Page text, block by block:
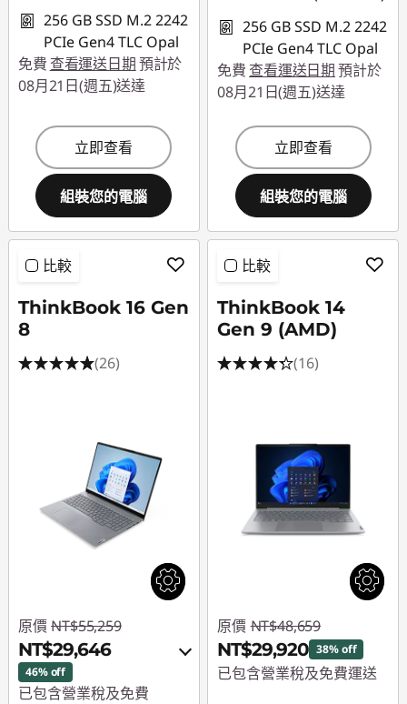
256 GB SSD M.2 2242
PCIe Gen4 TLC Opal
免費 查看運送日期預計於
08月21日(週五)送達
立即查看
組裝您的電腦
256 GB SSD M.2 2242
PCIe Gen4 TLC Opal
免費 查看運送日期預計於
08月21日(週五)送達
立即查看
組裝您的電腦
比較
ThinkBook 16 Gen
8
(26)
原價 NT$55,259
NT$29,646
46% off
已包含營業稅及免費
比較
ThinkBook 14
Gen 9 (AMD)
(16)
原價 NT$48,659
NT$29,920 38% off
已包含營業稅及免費運送